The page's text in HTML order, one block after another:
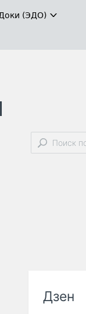
(ЭДО)
Дзен